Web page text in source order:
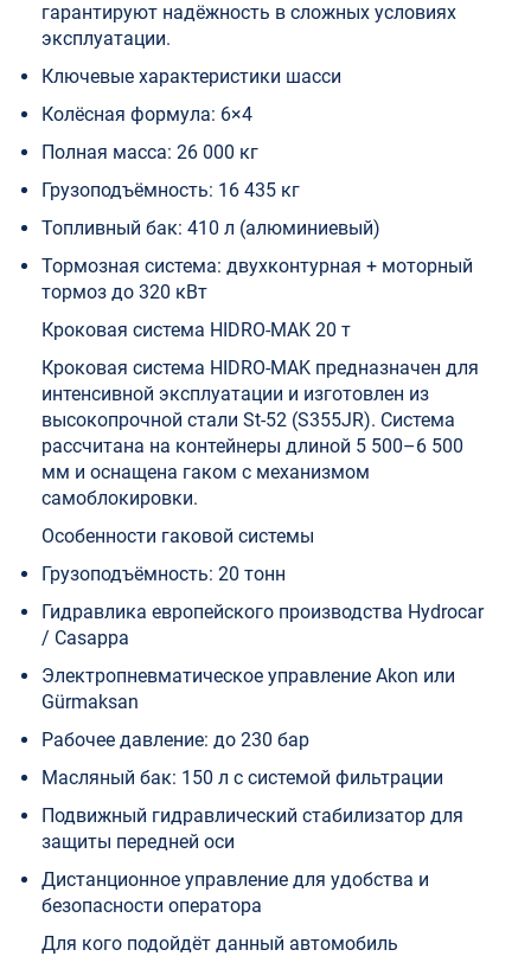
гарантируют надёжность в сложных условиях
эксплуатации.
Ключевые характеристики шасси
Колёсная формула: 6×4
Полная масса: 26 000 кг
Грузоподъёмность: 16 435 кг
Топливный бак: 410 л (алюминиевый)
Тормозная система: двухконтурная + моторный
тормоз до 320 кВт
Кроковая система HIDRO-MAK 20 т
Кроковая система HIDRO-MAK предназначен для
интенсивной эксплуатации и изготовлен из
высокопрочной стали St-52 (S355JR). Система
рассчитана на контейнеры длиной 5 500–6 500
мм и оснащена гаком с механизмом
самоблокировки.
Особенности гаковой системы
Грузоподъёмность: 20 тонн
Гидравлика европейского производства Hydrocar
/ Casappa
Электропневматическое управление Akon или
Gürmaksan
Рабочее давление: до 230 бар
Масляный бак: 150 л с системой фильтрации
Подвижный гидравлический стабилизатор для
защиты передней оси
Дистанционное управление для удобства и
безопасности оператора
Для кого подойдёт данный автомобиль